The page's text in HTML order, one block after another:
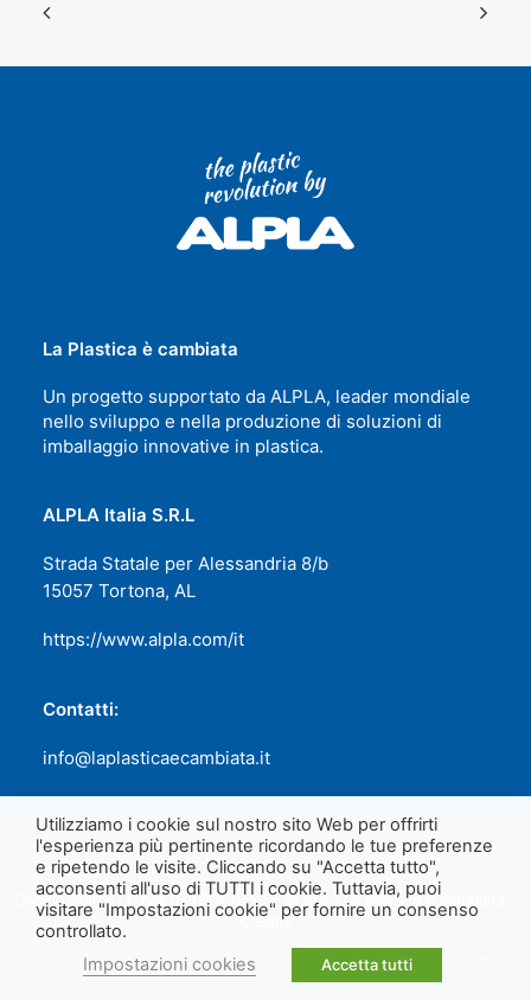
La Plastica è cambiata
Un progetto supportato da ALPLA, leader mondiale
nello sviluppo e nella produzione di soluzioni di
imballaggio innovative in plastica.
ALPLA Italia S.R.L
Strada Statale per Alessandria 8/b
15057 Tortona, AL
https://www.alpla.com/it
Contatti:
info@laplasticaecambiata.it
Cookie Policy| P.IVA 07874720159 – © 2021 La plastica è cambiata –
Credits
Utilizziamo i cookie sul nostro sito Web per offrirti
l'esperienza più pertinente ricordando le tue preferenze
e ripetendo le visite. Cliccando su "Accetta tutto",
acconsenti all'uso di TUTTI i cookie. Tuttavia, puoi
visitare "Impostazioni cookie" per fornire un consenso
controllato.
Impostazioni cookies
Accetta tutti